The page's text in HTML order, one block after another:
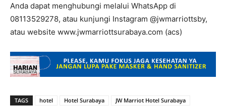
Anda dapat menghubungi melalui WhatsApp di
08113529278, atau kunjungi Instagram @jwmarriottsby,
atau website www.jwmarriottsurabaya.com (acs)
TAGS hotel Hotel Surabaya JW Marriot Hotel Surabaya